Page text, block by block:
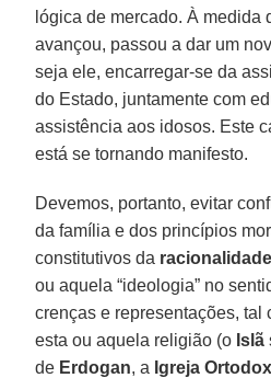
lógica de mercado. À medida
avançou, passou a dar um
seja ele, encarregar-se da
do Estado, juntamente com
assistência aos idosos. Este
está se tornando manifesto.
Devemos, portanto, evitar
da família e dos princípios
constitutivos da racionalidade
ou aquela “ideologia” no
crenças e representações, tal
esta ou aquela religião (o Islã
de Erdogan, a Igreja